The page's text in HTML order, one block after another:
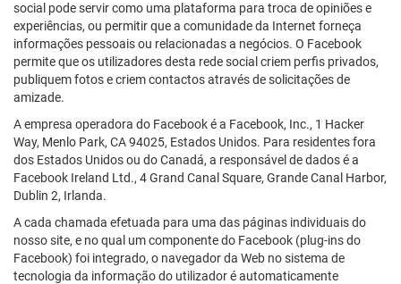
social pode servir como uma plataforma para troca de opiniões e
experiências, ou permitir que a comunidade da Internet forneça
informações pessoais ou relacionadas a negócios. O Facebook
permite que os utilizadores desta rede social criem perfis privados,
publiquem fotos e criem contactos através de solicitações de
amizade.
A empresa operadora do Facebook é a Facebook, Inc., 1 Hacker
Way, Menlo Park, CA 94025, Estados Unidos. Para residentes fora
dos Estados Unidos ou do Canadá, a responsável de dados é a
Facebook Ireland Ltd., 4 Grand Canal Square, Grande Canal Harbor,
Dublin 2, Irlanda.
A cada chamada efetuada para uma das páginas individuais do
nosso site, e no qual um componente do Facebook (plug-ins do
Facebook) foi integrado, o navegador da Web no sistema de
tecnologia da informação do utilizador é automaticamente